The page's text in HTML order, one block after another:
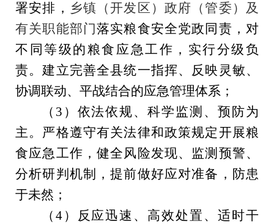
署安排， 乡镇（开发区）政府（管委）及
有关职能部门落实粮食安全党政同责，对
不同等级的粮食应急工作，实行分级负
责。建立完善全县统一指挥、反映灵敏、
协调联动、平战结合的应急管理体系；
（ 3 ）依法依规、科学监测、预防为
主。 严格遵守有关法律和政策规定开展粮
食应急工作，健全风险发现、监测预警、
分析研判机制，提前做好应对准备，防患
于未然 ；
（ 4）反应迅速、 高效处置 、适时干